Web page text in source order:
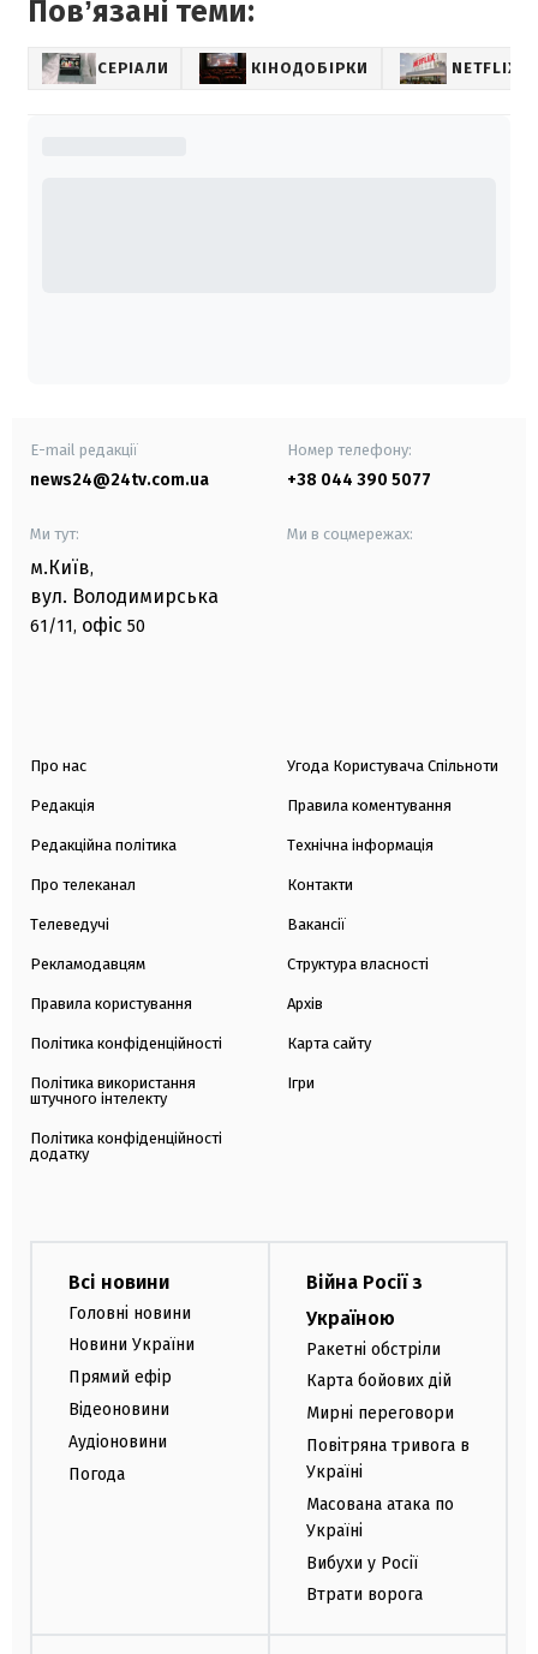
Повʼязані теми:
СЕРІАЛИ КІНОДОБІРКИ NETFLIX
E-mail редакції
news24@24tv.com.ua
Номер телефону:
+38 044 390 5077
Ми тут:
м.Київ,
вул. Володимирська
61/11, офіс 50
Ми в соцмережах:
Про нас
Редакція
Редакційна політика
Про телеканал
Телеведучі
Рекламодавцям
Правила користування
Політика конфіденційності
Політика використання
штучного інтелекту
Політика конфіденційності
додатку
Угода Користувача Спільноти
Правила коментування
Технічна інформація
Контакти
Вакансії
Структура власності
Архів
Карта сайту
Ігри
Всі новини
Головні новини
Новини України
Прямий ефір
Відеоновини
Аудіоновини
Погода
Війна Росії з
Україною
Ракетні обстріли
Карта бойових дій
Мирні переговори
Повітряна тривога в
Україні
Масована атака по
Україні
Вибухи у Росії
Втрати ворога